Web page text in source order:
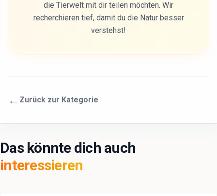
die Tierwelt mit dir teilen möchten. Wir
recherchieren tief, damit du die Natur besser
verstehst!
← Zurück zur Kategorie
Das könnte dich auch
interessieren